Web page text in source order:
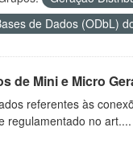
de Dados (ODbL)
de Mini e Micro
referentes às
regulamentado no art....